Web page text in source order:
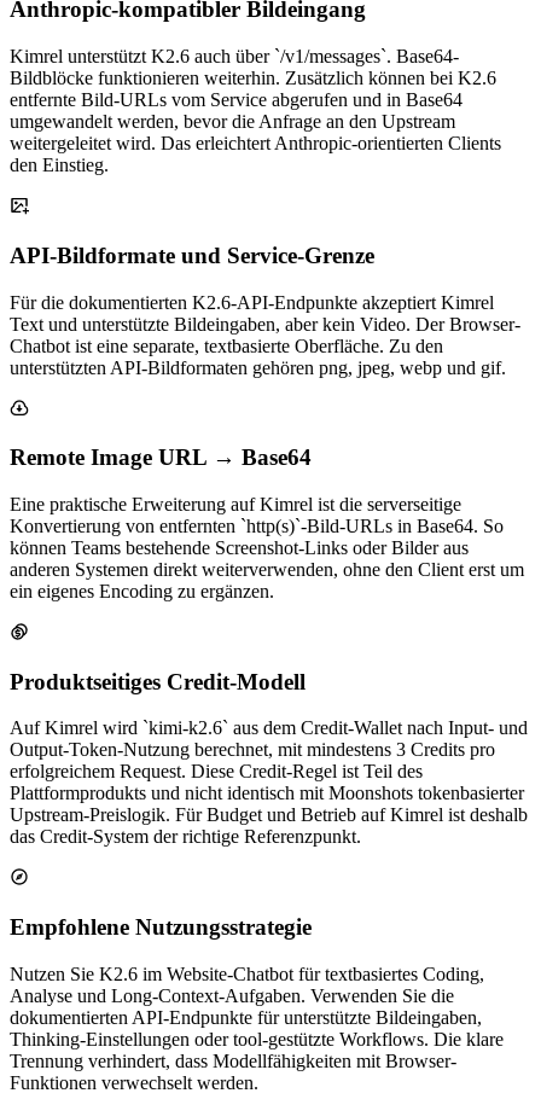
Anthropic-kompatibler Bildeingang
Kimrel unterstützt K2.6 auch über `/v1/messages`. Base64-
Bildblöcke funktionieren weiterhin. Zusätzlich können bei K2.6
entfernte Bild-URLs vom Service abgerufen und in Base64
umgewandelt werden, bevor die Anfrage an den Upstream
weitergeleitet wird. Das erleichtert Anthropic-orientierten Clients
den Einstieg.
API-Bildformate und Service-Grenze
Für die dokumentierten K2.6-API-Endpunkte akzeptiert Kimrel
Text und unterstützte Bildeingaben, aber kein Video. Der Browser-
Chatbot ist eine separate, textbasierte Oberfläche. Zu den
unterstützten API-Bildformaten gehören png, jpeg, webp und gif.
Remote Image URL → Base64
Eine praktische Erweiterung auf Kimrel ist die serverseitige
Konvertierung von entfernten `http(s)`-Bild-URLs in Base64. So
können Teams bestehende Screenshot-Links oder Bilder aus
anderen Systemen direkt weiterverwenden, ohne den Client erst um
ein eigenes Encoding zu ergänzen.
Produktseitiges Credit-Modell
Auf Kimrel wird `kimi-k2.6` aus dem Credit-Wallet nach Input- und
Output-Token-Nutzung berechnet, mit mindestens 3 Credits pro
erfolgreichem Request. Diese Credit-Regel ist Teil des
Plattformprodukts und nicht identisch mit Moonshots tokenbasierter
Upstream-Preislogik. Für Budget und Betrieb auf Kimrel ist deshalb
das Credit-System der richtige Referenzpunkt.
Empfohlene Nutzungsstrategie
Nutzen Sie K2.6 im Website-Chatbot für textbasiertes Coding,
Analyse und Long-Context-Aufgaben. Verwenden Sie die
dokumentierten API-Endpunkte für unterstützte Bildeingaben,
Thinking-Einstellungen oder tool-gestützte Workflows. Die klare
Trennung verhindert, dass Modellfähigkeiten mit Browser-
Funktionen verwechselt werden.